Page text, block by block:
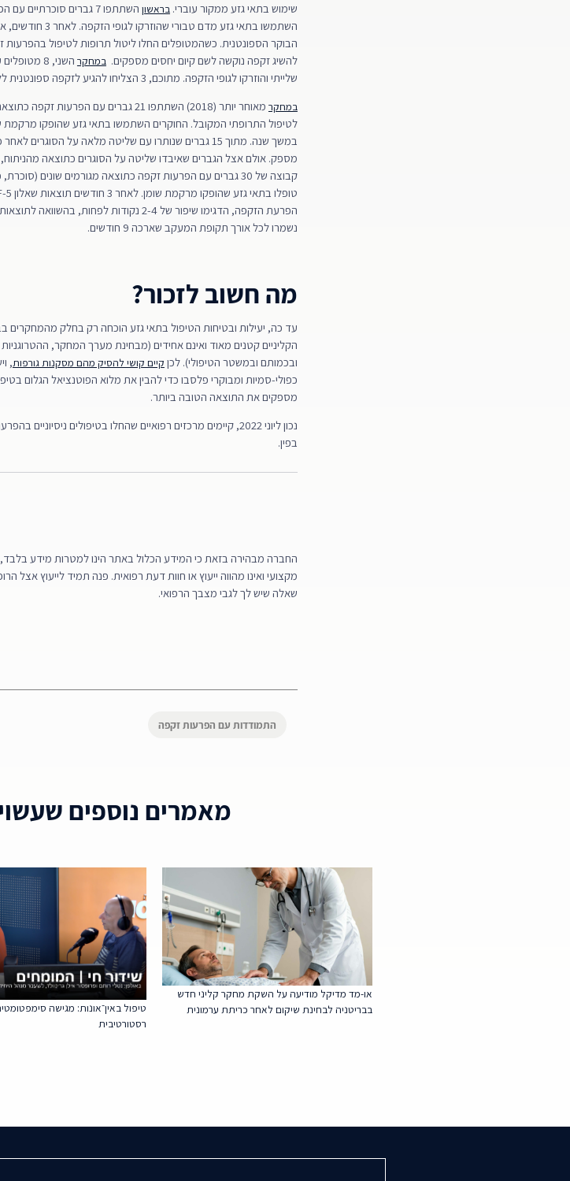
שימוש בתאי גזע ממקור עוברי.בראשון
השתתפו 7 גברים
השתמשו בתאי גזע
הבוקר הספונטנית. כשהמטופלים החלו ליטול תרופות לטיפול בהפרעות
להשיג זקפה נוקשה לשם קיום יחסים מספקים.במחקר
השני, 8
שלייתי והוזרקו לגופי הזקפה. מתוכם, 3 הצליחו להגיע לזקפה ספונטנית ללא התערבות תרופתית במהלך תקופת המעקב.
במחקר
מאוחר יותר (2018) השתתפו 21 גברים עם
לטיפול התרופתי המקובל. החוקרים השתמשו בתאי גזע שהופקו מרקמת
מספק. אולם אצל הגברים שאיבדו שליטה על הסוגרים כתוצאה
קבוצה של 30 גברים עם הפרעות זקפה כתוצאה מגורמים שונים
הפרעת הזקפה, הדגימו שיפור של 2-4 נקודות
נשמרו לכל אורך תקופת המעקב שארכה 9 חודשים.
מה חשוב לזכור?
עד כה, יעילות ובטיחות הטיפול בתאי גזע הוכחה רק בחלק
הקליניים קטנים מאוד ואינם אחידים (מבחינת מערך המחקר,
ובכמותם ובמשטר הטיפולי). לכן קיים קושי להסיק מהם מסקנות גורפות,
כפולי-סמיות ומבוקרי פלסבו כדי להבין את מלוא הפוטנציאל הגלום
מספקים את התוצאה הטובה ביותר.
נכון ליוני 2022, קיימים מרכזים רפואיים שהחלו בטיפולים
בפין.
החברה מבהירה בזאת כי המידע הכלול באתר הינו למטרות מידע בלבד,
מקצועי ואינו מהווה ייעוץ או חוות דעת רפואית. פנה תמיד לייעוץ אצל
שאלה שיש לך לגבי מצבך הרפואי.
התמודדות עם הפרעות זקפה
מאמרים נוספים
או-מד מדיקל מודיעה על השקת מחקר קליני חדש
בבריטניה לבחינת שיקום לאחר כריתת ערמונית
טיפול באין־אונות: מגישה
רסטורטיבית